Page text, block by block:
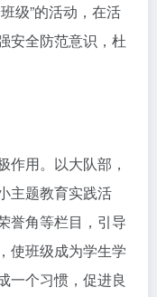
级”的活动，在活
安全防范意识，杜
作用。以大队部，
主题教育实践活
誉角等栏目，引导
使班级成为学生学
一个习惯，促进良